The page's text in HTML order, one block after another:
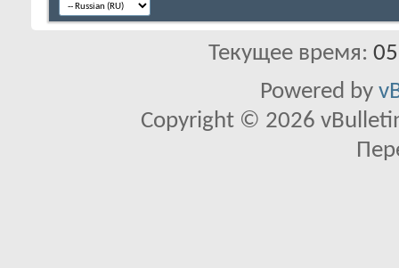
Текущее время:
Powered by
Copyright © 2026